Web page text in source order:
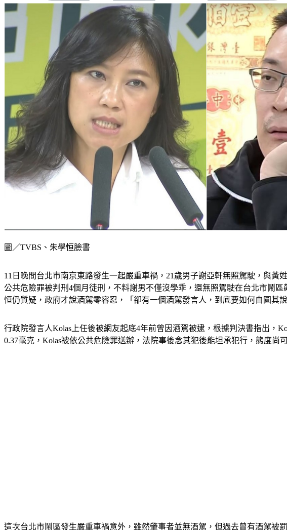
圖／TVBS、朱學恒臉書
11日晚間台北市南京東路發生一起嚴重車禍，21歲男子謝亞軒無照駕駛，與
公共危險罪被判刑4個月徒刑，不料謝男不僅沒學乖，還無照駕駛在台北市鬧
恒仍質疑，政府才說酒駕零容忍，「卻有一個酒駕發言人，到底要如何自圓其說
行政院發言人Kolas上任後被網友起底4年前曾因酒駕被逮，根據判決書指出，
0.37毫克，Kolas被依公共危險罪送辦，法院事後念其犯後能坦承犯行，態度
這次台北市鬧區發生嚴重車禍意外，雖然肇事者並無酒駕，但過去曾有酒駕